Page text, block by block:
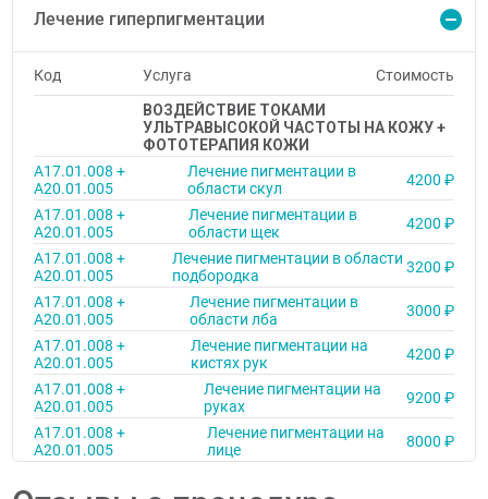
Лечение гиперпигментации
Код Услуга
Стоимость
ВОЗДЕЙСТВИЕ ТОКАМИ
УЛЬТРАВЫСОКОЙ ЧАСТОТЫ НА КОЖУ +
ФОТОТЕРАПИЯ КОЖИ
A17.01.008 +
A20.01.005
Лечение пигментации в
области скул
4200 ₽
A17.01.008 +
A20.01.005
Лечение пигментации в
области щек
4200 ₽
A17.01.008 +
A20.01.005
Лечение пигментации в области
подбородка
3200 ₽
A17.01.008 +
A20.01.005
Лечение пигментации в
области лба
3000 ₽
A17.01.008 +
A20.01.005
Лечение пигментации на
кистях рук
4200 ₽
A17.01.008 +
A20.01.005
Лечение пигментации на
руках
9200 ₽
A17.01.008 +
A20.01.005
Лечение пигментации на
лице
8000 ₽